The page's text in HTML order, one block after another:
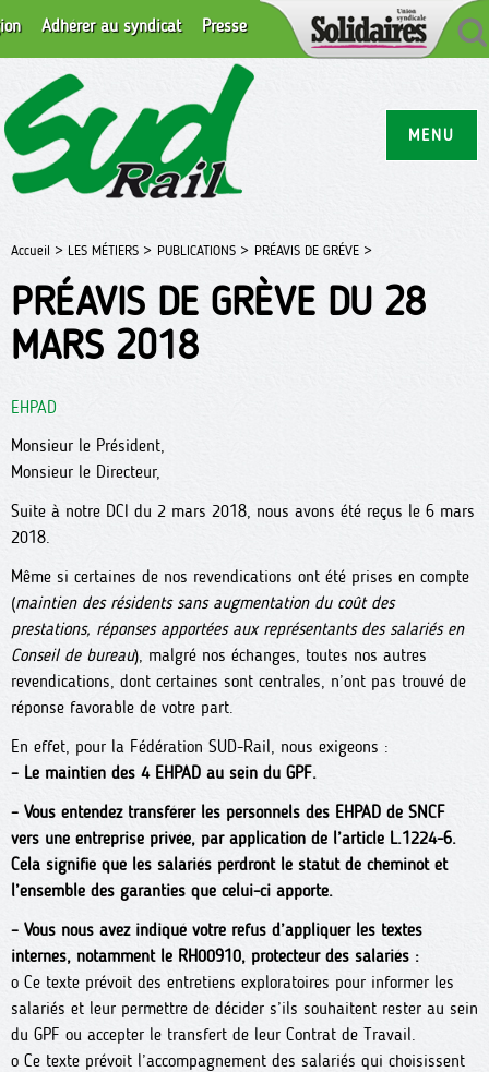
MENU
Adhérer au syndicat Presse
Accueil > LES MÉTIERS > PUBLICATIONS > PRÉAVIS DE GRÉVE >
PRÉAVIS DE GRÈVE DU 28
MARS 2018
EHPAD
Monsieur le Président,
Monsieur le Directeur,
Suite à notre DCI du 2 mars 2018, nous avons été reçus le 6 mars
2018.
Même si certaines de nos revendications ont été prises en compte
(maintien des résidents sans augmentation du coût des
prestations, réponses apportées aux représentants des salariés en
Conseil de bureau), malgré nos échanges, toutes nos autres
revendications, dont certaines sont centrales, n’ont pas trouvé de
réponse favorable de votre part.
En effet, pour la Fédération SUD-Rail, nous exigeons :
– Le maintien des 4 EHPAD au sein du GPF.
– Vous entendez transférer les personnels des EHPAD de SNCF
vers une entreprise privée, par application de l’article L.1224-6.
Cela signifie que les salariés perdront le statut de cheminot et
l’ensemble des garanties que celui-ci apporte.
– Vous nous avez indiqué votre refus d’appliquer les textes
internes, notamment le RH00910, protecteur des salariés :
o Ce texte prévoit des entretiens exploratoires pour informer les
salariés et leur permettre de décider s’ils souhaitent rester au sein
du GPF ou accepter le transfert de leur Contrat de Travail.
o Ce texte prévoit l’accompagnement des salariés qui choisissent